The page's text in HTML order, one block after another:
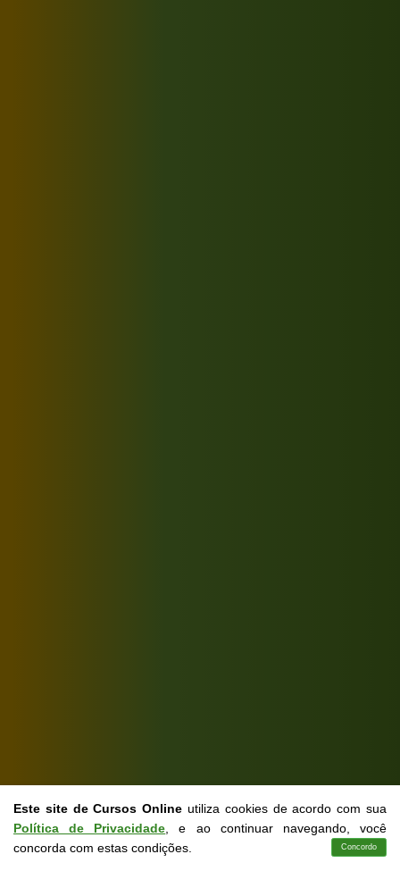
Este site de Cursos Online utiliza cookies de acordo com sua
Política de Privacidade , e ao continuar navegando, você
concorda com estas condições.
Concordo
Contato Cursos Login